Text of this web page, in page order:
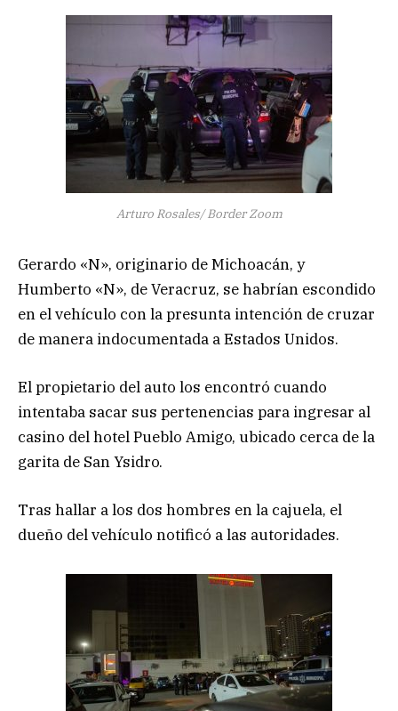
Arturo Rosales/ Border Zoom
Gerardo «N», originario de Michoacán, y
Humberto «N», de Veracruz, se habrían escondido
en el vehículo con la presunta intención de cruzar
de manera indocumentada a Estados Unidos.
El propietario del auto los encontró cuando
intentaba sacar sus pertenencias para ingresar al
casino del hotel Pueblo Amigo, ubicado cerca de la
garita de San Ysidro.
Tras hallar a los dos hombres en la cajuela, el
dueño del vehículo notificó a las autoridades.